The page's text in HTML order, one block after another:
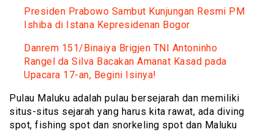
Presiden Prabowo Sambut Kunjungan Resmi PM
Ishiba di Istana Kepresidenan Bogor
Danrem 151/Binaiya Brigjen TNI Antoninho
Rangel da Silva Bacakan Amanat Kasad pada
Upacara 17-an, Begini Isinya!
Pulau Maluku adalah pulau bersejarah dan memiliki
situs-situs sejarah yang harus kita rawat, ada diving
spot, fishing spot dan snorkeling spot dan Maluku